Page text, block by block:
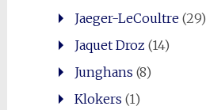
Jaeger-LeCoultre(29)
Jaquet Droz (14)
Junghans (8)
Klokers (1)